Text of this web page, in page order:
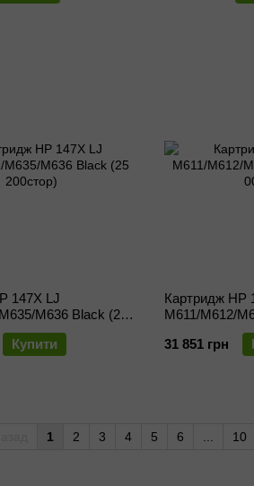
147X LJ
M636 Black (25
Купити
Картридж HP
M611/M612/
31 851 грн
1 2 3 4 5 6 10